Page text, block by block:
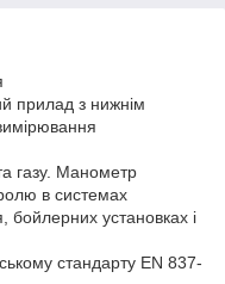
прилад з нижнім
газу. Манометр
в системах
установках і
стандарту EN 837-